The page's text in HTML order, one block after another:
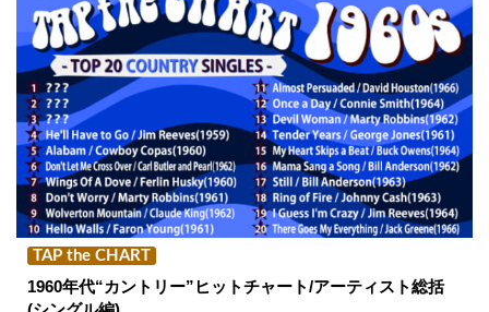
TAP the CHART
1960年代“カントリー”ヒットチャート/アーティスト総括